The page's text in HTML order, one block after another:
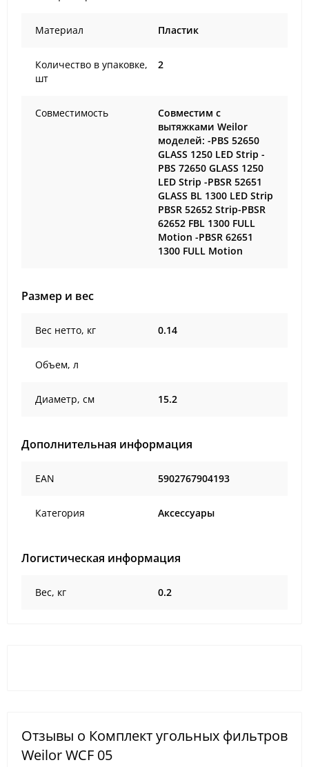
Материал Пластик
Количество в упаковке,
шт
2
Совместимость
Совместим с
вытяжками Weilor
моделей: -PBS 52650
GLASS 1250 LED Strip -
PBS 72650 GLASS 1250
LED Strip -PBSR 52651
GLASS BL 1300 LED Strip
PBSR 52652 Strip-PBSR
62652 FBL 1300 FULL
Motion -PBSR 62651
1300 FULL Motion
Размер и вес
Вес нетто, кг 0.14
Объем, л
Диаметр, см 15.2
Дополнительная информация
EAN 5902767904193
Категория Аксессуары
Логистическая информация
Вес, кг 0.2
Отзывы о Комплект угольных фильтров
Weilor WCF 05